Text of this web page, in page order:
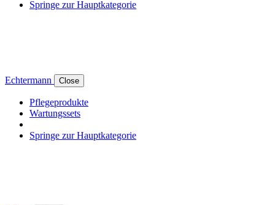
Springe zur Hauptkategorie
Echtermann Close
Pflegeprodukte
Wartungssets
Springe zur Hauptkategorie